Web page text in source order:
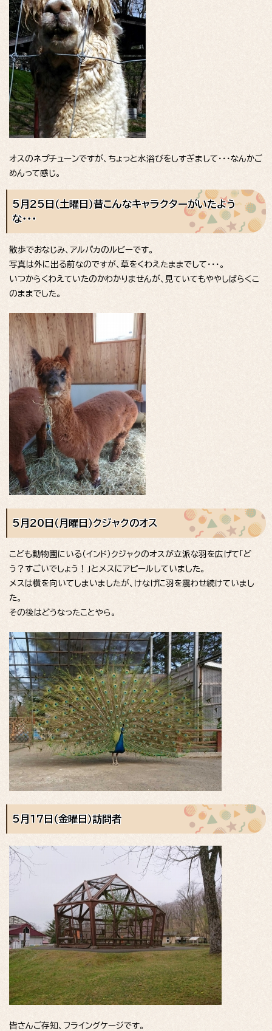
オスのネプチューンですが、ちょっと水浴びをしすぎまして・・・なんかご
めんって感じ。
5月25日（土曜日）昔こんなキャラクターがいたよう
な・・・
散歩でおなじみ、アルパカのルビーです。
写真は外に出る前なのですが、草をくわえたままでして・・・。
いつからくわえていたのかわかりませんが、見ていてもややしばらくこ
のままでした。
5月20日（月曜日）クジャクのオス
こども動物園にいる（インド）クジャクのオスが立派な羽を広げて「ど
う？すごいでしょう！」とメスにアピールしていました。
メスは横を向いてしまいましたが、けなげに羽を震わせ続けていまし
た。
その後はどうなったことやら。
5月17日（金曜日）訪問者
皆さんご存知、フライングケージです。